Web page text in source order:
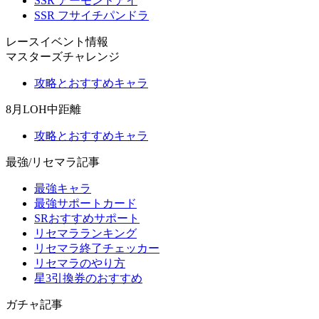
SSR フサイチパンドラ
レースイベント情報
マスターズチャレンジ
攻略とおすすめキャラ
8月LOH中距離
攻略とおすすめキャラ
最強/リセマラ記事
最強キャラ
最強サポートカード
SRおすすめサポート
リセマラランキング
リセマラ終了チェッカー
リセマラのやり方
星3引換券のおすすめ
ガチャ記事